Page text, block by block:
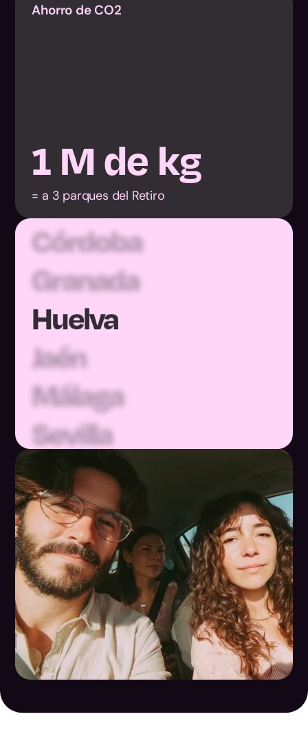
Ahorro de CO2
1M de kg
= a 3 parques del Retiro
Almería
Cádiz
Córdoba
Granada
Huelva
Jaén
Málaga
Sevilla
Huesca
Teruel
Zaragoza
Asturias
Baleares
Las Palmas
Santa Cruz de
Tenerife